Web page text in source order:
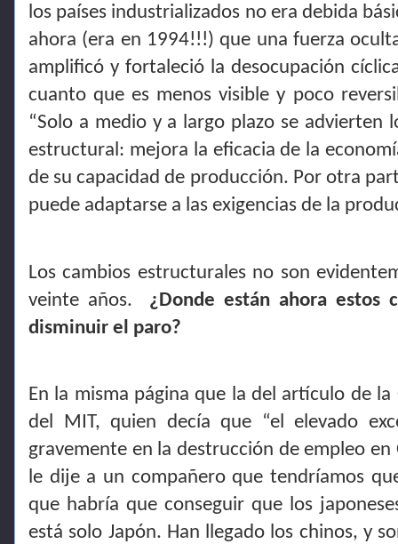
los países industrializados no era debida
ahora (era en 1994!!!) que una fuerza
amplificó y fortaleció la desocupación
cuanto que es menos visible y poco
“Solo a medio y a largo plazo se advierten
estructural: mejora la eficacia de la
de su capacidad de producción. Por otra
puede adaptarse a las exigencias de la
Los cambios estructurales no son
veinte años.
¿Donde están ahora estos
disminuir el paro?
En la misma página que la del artículo de la
del MIT, quien decía que “el elevado
gravemente en la destrucción de empleo
le dije a un compañero que tendríamos
que habría que conseguir que los
está solo Japón. Han llegado los chinos, y